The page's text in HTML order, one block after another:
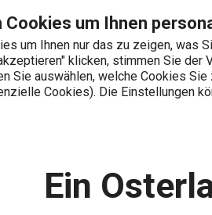
Cookies um Ihnen
um Ihnen nur das zu zeigen, was
klicken, stimmen Sie der
Sie auswählen, welche Cookies
Cookies). Die Einstellungen
+436 703 082 960
Mo-Fr 08:00-16:00
Ein